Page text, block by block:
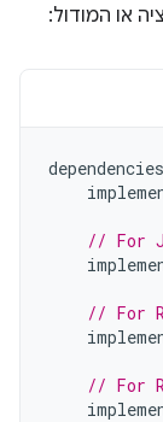
או המודול:
// For
// For
// For